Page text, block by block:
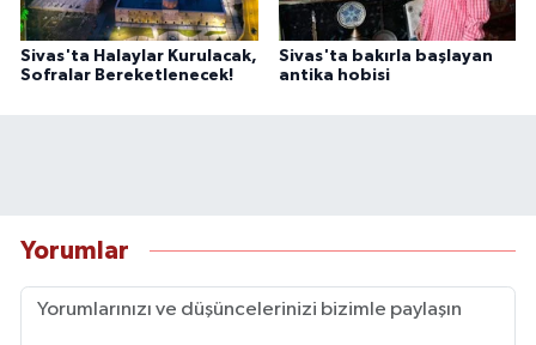
Sivas'ta Halaylar Kurulacak,
Sofralar Bereketlenecek!
Sivas'ta bakırla başlayan
antika hobisi
Yorumlar